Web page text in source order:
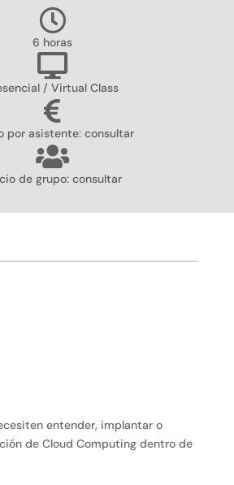
6 horas
/ Virtual Class
por asistente: consultar
de grupo: consultar
entender, implantar o
de Cloud Computing dentro de